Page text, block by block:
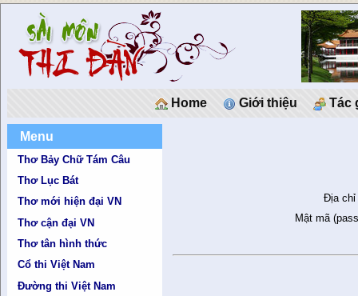
Home Giới thiệu Tác
Menu
Thơ Bảy Chữ Tám Câu
Thơ Lục Bát
Thơ mới hiện đại VN
Thơ cận đại VN
Thơ tân hình thức
Cổ thi Việt Nam
Đường thi Việt Nam
Địa chỉ
Mật mã